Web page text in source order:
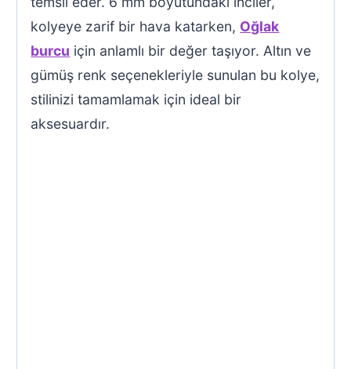
kolyeye zarif bir hava katarken, Oğlak
burcu için anlamlı bir değer taşıyor. Altın ve
gümüş renk seçenekleriyle sunulan bu kolye,
stilinizi tamamlamak için ideal bir
aksesuardır.